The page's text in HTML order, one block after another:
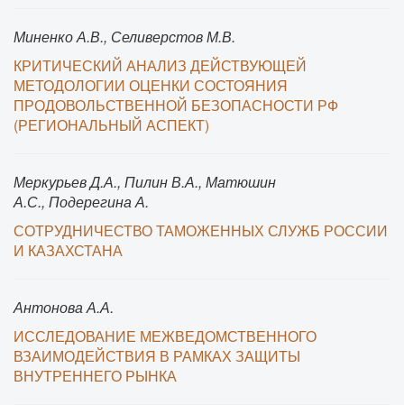
Миненко А.В., Селиверстов М.В.
КРИТИЧЕСКИЙ АНАЛИЗ ДЕЙСТВУЮЩЕЙ
МЕТОДОЛОГИИ ОЦЕНКИ СОСТОЯНИЯ
ПРОДОВОЛЬСТВЕННОЙ БЕЗОПАСНОСТИ РФ
(РЕГИОНАЛЬНЫЙ АСПЕКТ)
Меркурьев Д.А., Пилин В.А., Матюшин
А.С., Подерегина А.
СОТРУДНИЧЕСТВО ТАМОЖЕННЫХ СЛУЖБ РОССИИ
И КАЗАХСТАНА
Антонова А.А.
ИССЛЕДОВАНИЕ МЕЖВЕДОМСТВЕННОГО
ВЗАИМОДЕЙСТВИЯ В РАМКАХ ЗАЩИТЫ
ВНУТРЕННЕГО РЫНКА